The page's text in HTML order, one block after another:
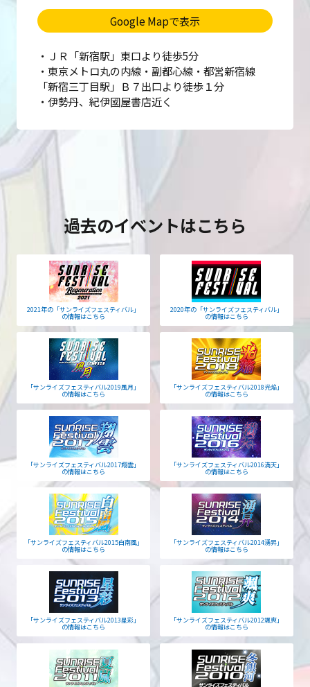
Google Mapで表示
・ＪＲ「新宿駅」東口より徒歩5分
・東京メトロ丸の内線・副都心線・都営新宿線
「新宿三丁目駅」Ｂ７出口より徒歩１分
・伊勢丹、紀伊國屋書店近く
過去のイベントはこちら
2021年の「サンライズフェスティバル」
の情報はこちら
2020年の「サンライズフェスティバル」
の情報はこちら
「サンライズフェスティバル2019風月」
の情報はこちら
「サンライズフェスティバル2018光焔」
の情報はこちら
「サンライズフェスティバル2017翔雲」
の情報はこちら
「サンライズフェスティバル2016満天」
の情報はこちら
「サンライズフェスティバル2015白南風」
の情報はこちら
「サンライズフェスティバル2014湧昇」
の情報はこちら
「サンライズフェスティバル2013星彩」
の情報はこちら
「サンライズフェスティバル2012颯爽」
の情報はこちら